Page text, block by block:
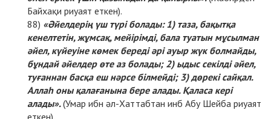
Байхақи риуаят еткен).
«Әйелдерің үш түрі болады: 1) таза, бақытқа
кенелтетін, жұмсақ, мейірімді, бала туатын мұсылман
әйел, күйеуіне көмек береді әрі ауыр жүк болмайды,
бұндай әйелдер өте аз болады; 2) ыдыс секілді әйел,
туғаннан басқа еш нәрсе білмейді; 3) дөрекі сайқал.
Аллаһ оны қалағанына бере алады. Қаласа кері
алады».(Умар ибн әл-Хаттабтан инб Абу Шейба риуаят
еткен).